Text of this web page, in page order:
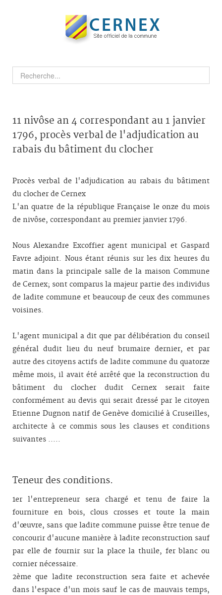
11 nivôse an 4 correspondant au 1 janvier
1796, procès verbal de l'adjudication au
rabais du bâtiment du clocher
Procès verbal de l'adjudication au rabais du bâtiment
du clocher de Cernex
L'an quatre de la république Française le onze du mois
de nivôse, correspondant au premier janvier 1796.
Nous Alexandre Excoffier agent municipal et Gaspard
Favre adjoint. Nous étant réunis sur les dix heures du
matin dans la principale salle de la maison Commune
de Cernex; sont comparus la majeur partie des individus
de ladite commune et beaucoup de ceux des communes
voisines.
L'agent municipal a dit que par délibération du conseil
général dudit lieu du neuf brumaire dernier, et par
autre des citoyens actifs de ladite commune du quatorze
même mois, il avait été arrêté que la reconstruction du
bâtiment du clocher dudit Cernex serait faite
conformément au devis qui serait dressé par le citoyen
Etienne Dugnon natif de Genève domicilié à Cruseilles,
architecte à ce commis sous les clauses et conditions
suivantes .....
Teneur des conditions.
1er l'entrepreneur sera chargé et tenu de faire la
fourniture en bois, clous crosses et toute la main
d'œuvre, sans que ladite commune puisse être tenue de
concourir d'aucune manière à ladite reconstruction sauf
par elle de fournir sur la place la thuile, fer blanc ou
cornier nécessaire.
2ème que ladite reconstruction sera faite et achevée
dans l'espace d'un mois sauf le cas de mauvais temps,